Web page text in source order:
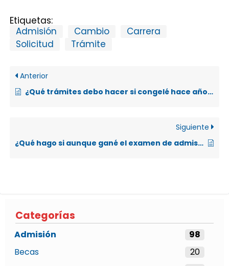
Categorías
Admisión
98
Becas
20
Etiquetas:
Admisión
Cambio
Carrera
Solicitud
Trámite
Anterior
¿Qué trámites debo hacer si congelé hace años el resultado de la prueba de admisión y ahora deseo ingresar a la UNA?
Siguiente
¿Qué hago si aunque gané el examen de admisión de la UNA, perdí uno de los exámenes de bachillerato?